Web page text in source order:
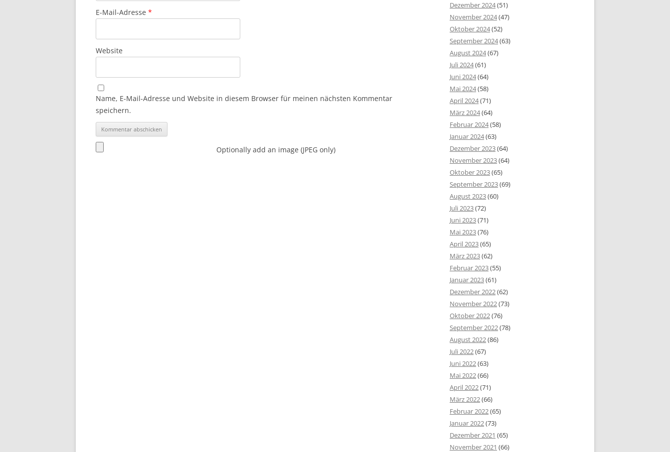
E-Mail-Adresse *
Website
Name, E-Mail-Adresse und Website in diesem Browser für meinen nächsten Kommentar
speichern.
Optionally add an image (JPEG only)
Dezember 2024(51)
November 2024(47)
Oktober 2024(52)
September 2024(63)
August 2024(67)
Juli 2024(61)
Juni 2024(64)
Mai 2024(58)
April 2024(71)
März 2024(64)
Februar 2024(58)
Januar 2024(63)
Dezember 2023(64)
November 2023(64)
Oktober 2023(65)
September 2023(69)
August 2023(60)
Juli 2023(72)
Juni 2023(71)
Mai 2023(76)
April 2023(65)
März 2023(62)
Februar 2023(55)
Januar 2023(61)
Dezember 2022(62)
November 2022(73)
Oktober 2022(76)
September 2022(78)
August 2022(86)
Juli 2022(67)
Juni 2022(63)
Mai 2022(66)
April 2022(71)
März 2022(66)
Februar 2022(65)
Januar 2022(73)
Dezember 2021 (65)
November 2021 (66)